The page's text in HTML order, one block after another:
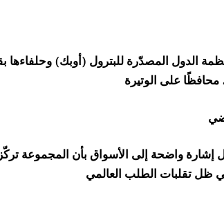
الدول المصدّرة للبترول (أوبك) وحلفاءها
إشارة واضحة إلى الأسواق بأن المجموعة
ظل تقلبات الطلب العالمي